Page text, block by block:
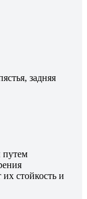
задняя
путем
стойкость и